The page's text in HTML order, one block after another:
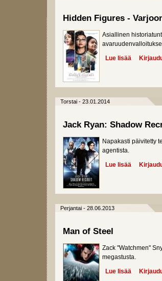
Hidden Figures -
Asiallinen
Lue lisää about
Torstai - 23.01.2014
Jack Ryan: Shadow
Napakasti päivitetty
agentista.
Lue lisää about
Perjantai - 28.06.2013
Man of Steel
Zack "Watchmen"
megastusta.
Lue lisää about